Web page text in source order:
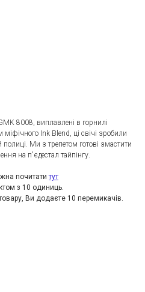
8008, виплавлені в горнилі
Ink Blend, ці свічі зробили
Ми з трепетом готові змастити
на п'єдестал тайпінгу.
почитатитут
з 10 одиниць.
Ви додаєте 10 перемикачів.